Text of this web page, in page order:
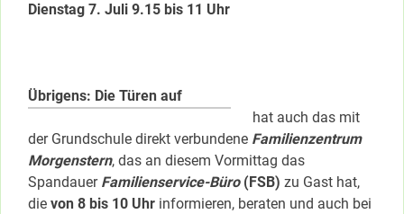
Dienstag 7. Juli 9.15 bis 11 Uhr
Übrigens: Die Türen auf
hat auch das mit
der Grundschule direkt verbundene Familienzentrum
Morgenstern, das an diesem Vormittag das
Spandauer Familienservice-Büro(FSB) zu Gast hat,
die von 8 bis 10 Uhr informieren, beraten und auch bei